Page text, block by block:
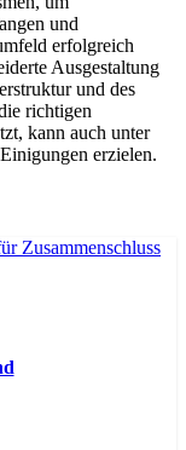
und
erfolgreich
Ausgestaltung
und des
richtigen
kann auch unter
erzielen.